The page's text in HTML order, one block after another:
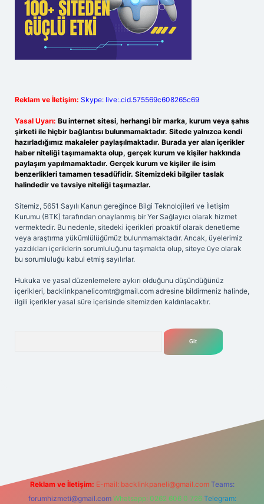
Reklam ve İletişim: Skype: live:.cid.575569c608265c69
Yasal Uyarı: Bu internet sitesi, herhangi bir marka, kurum veya şahıs
şirketi ile hiçbir bağlantısı bulunmamaktadır. Sitede yalnızca kendi
hazırladığımız makaleler paylaşılmaktadır. Burada yer alan içerikler
haber niteliği taşımamakta olup, gerçek kurum ve kişiler hakkında
paylaşım yapılmamaktadır. Gerçek kurum ve kişiler ile isim
benzerlikleri tamamen tesadüfidir. Sitemizdeki bilgiler taslak
halindedir ve tavsiye niteliği taşımazlar.
Sitemiz, 5651 Sayılı Kanun gereğince Bilgi Teknolojileri ve İletişim
Kurumu (BTK) tarafından onaylanmış bir Yer Sağlayıcı olarak hizmet
vermektedir. Bu nedenle, sitedeki içerikleri proaktif olarak denetleme
veya araştırma yükümlülüğümüz bulunmamaktadır. Ancak, üyelerimiz
yazdıkları içeriklerin sorumluluğunu taşımakta olup, siteye üye olarak
bu sorumluluğu kabul etmiş sayılırlar.
Hukuka ve yasal düzenlemelere aykırı olduğunu düşündüğünüz
içerikleri, backlinkpanelicomtr@gmail.com adresine bildirmeniz halinde,
ilgili içerikler yasal süre içerisinde sitemizden kaldırılacaktır.
Reklam ve İletişim: E-mail: backlinkpaneli@gmail.com Teams:
forumhizmeti@gmail.com Whatsapp: 0262 606 0 726 Telegram: